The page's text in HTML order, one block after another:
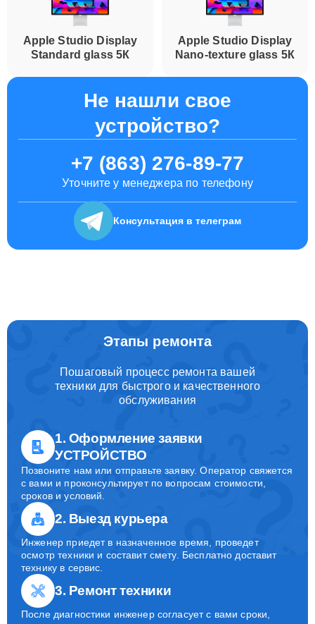
Apple Studio Display
Standard glass 5К
Apple Studio Display
Nano-texture glass 5К
Не нашли свое
устройство?
+7 (863) 276-89-77
Уточните у менеджера по телефону
Консультация в телеграм
Этапы ремонта
Пошаговый процесс ремонта вашей
техники для быстрого и качественного
обслуживания
1. Оформление заявки
УСТРОЙСТВО
Позвоните нам или отправьте заявку. Оператор свяжется
с вами и проконсультирует по вопросам стоимости,
сроков и условий.
2. Выезд курьера
Инженер приедет в назначенное время, проведет
осмотр техники и составит смету. Бесплатно доставит
технику в сервис.
3. Ремонт техники
После диагностики инженер согласует с вами сроки,